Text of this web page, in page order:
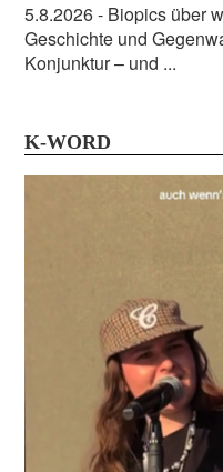
5.8.2026- Biopics über
Geschichte und
Konjunktur – und ...
K-WORD